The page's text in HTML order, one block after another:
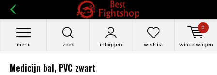
zoek inloggen
menu wishlist winkelwagen
0
Medicijn bal, PVC zwart